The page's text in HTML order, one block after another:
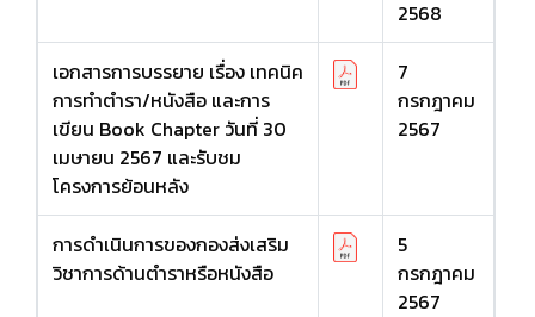
2568
เอกสารการบรรยาย เรื่อง เทคนิค
การทำตำรา/หนังสือ และการ
เขียน Book Chapter วันที่ 30
เมษายน 2567 และรับชม
โครงการย้อนหลัง
7
กรกฎาคม
2567
การดำเนินการของกองส่งเสริม
วิชาการด้านตำราหรือหนังสือ
5
กรกฎาคม
2567